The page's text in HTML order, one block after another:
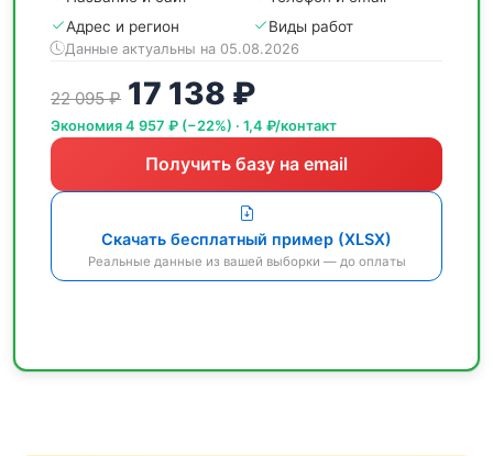
Адрес и регион
Виды работ
Данные актуальны на 05.08.2026
22 095 ₽ 17 138 ₽
Экономия 4 957 ₽ (−22%) · 1,4 ₽/контакт
Получить базу на email
Скачать бесплатный пример (XLSX)
Реальные данные из вашей выборки — до оплаты